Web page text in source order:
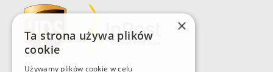
×
Ta strona używa plików
cookie
Używamy plików cookie w celu